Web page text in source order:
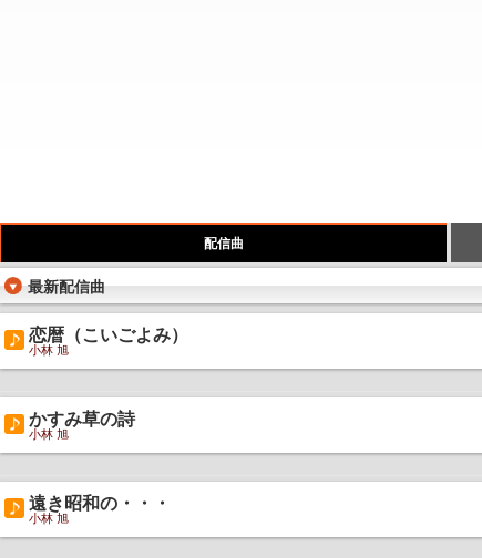
配信曲
最新配信曲
恋暦（こいごよみ）
小林 旭
かすみ草の詩
小林 旭
遠き昭和の・・・
小林 旭